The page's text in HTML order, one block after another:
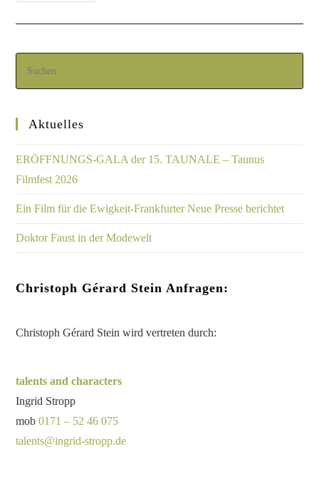
Aktuelles
ERÖFFNUNGS-GALA der 15. TAUNALE – Taunus
Filmfest 2026
Ein Film für die Ewigkeit-Frankfurter Neue Presse berichtet
Doktor Faust in der Modewelt
Christoph Gérard Stein Anfragen:
Christoph Gérard Stein wird vertreten durch:
talents and characters
Ingrid Stropp
mob0171 – 52 46 075
talents@ingrid-stropp.de